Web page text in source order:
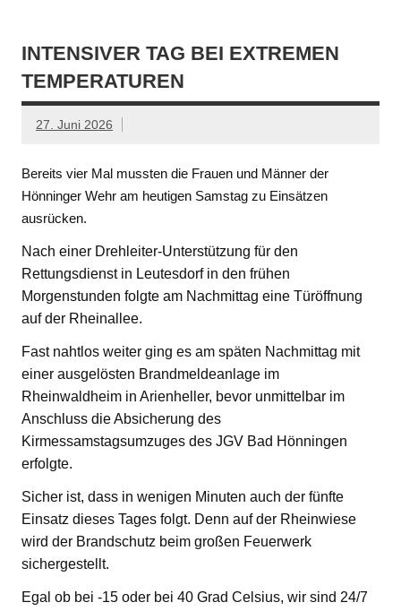
INTENSIVER TAG BEI EXTREMEN
TEMPERATUREN
27. Juni 2026
Bereits vier Mal mussten die Frauen und Männer der
Hönninger Wehr am heutigen Samstag zu Einsätzen
ausrücken.
Nach einer Drehleiter-Unterstützung für den
Rettungsdienst in Leutesdorf in den frühen
Morgenstunden folgte am Nachmittag eine Türöffnung
auf der Rheinallee.
Fast nahtlos weiter ging es am späten Nachmittag mit
einer ausgelösten Brandmeldeanlage im
Rheinwaldheim in Arienheller, bevor unmittelbar im
Anschluss die Absicherung des
Kirmessamstagsumzuges des JGV Bad Hönningen
erfolgte.
Sicher ist, dass in wenigen Minuten auch der fünfte
Einsatz dieses Tages folgt. Denn auf der Rheinwiese
wird der Brandschutz beim großen Feuerwerk
sichergestellt.
Egal ob bei -15 oder bei 40 Grad Celsius, wir sind 24/7